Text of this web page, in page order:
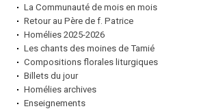
La Communauté de mois en mois
Retour au Père de f. Patrice
Homélies 2025-2026
Les chants des moines de Tamié
Compositions florales liturgiques
Billets du jour
Homélies archives
Enseignements